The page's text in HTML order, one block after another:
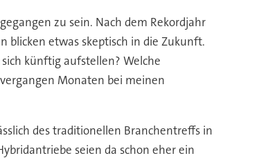
zu sein. Nach dem Rekordjahr
blicken etwas skeptisch in die Zukunft.
künftig aufstellen? Welche
Monaten bei meinen
des traditionellen Branchentreffs in
seien da schon eher ein